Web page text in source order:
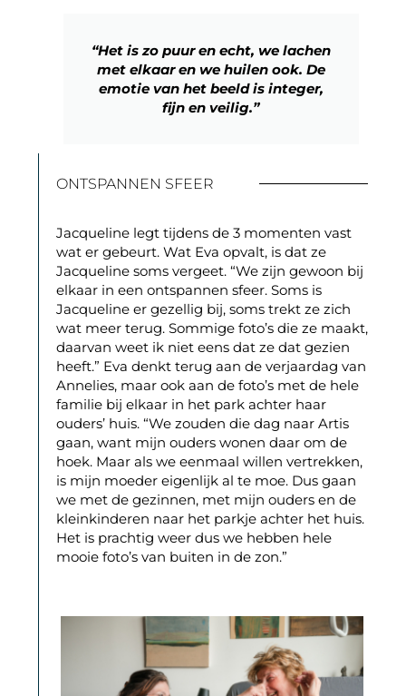
“Het is zo puur en echt, we lachen
met elkaar en we huilen ook. De
emotie van het beeld is integer,
fijn en veilig.”
ONTSPANNEN SFEER
Jacqueline legt tijdens de 3 momenten vast
wat er gebeurt. Wat Eva opvalt, is dat ze
Jacqueline soms vergeet. “We zijn gewoon bij
elkaar in een ontspannen sfeer. Soms is
Jacqueline er gezellig bij, soms trekt ze zich
wat meer terug. Sommige foto’s die ze maakt,
daarvan weet ik niet eens dat ze dat gezien
heeft.” Eva denkt terug aan de verjaardag van
Annelies, maar ook aan de foto’s met de hele
familie bij elkaar in het park achter haar
ouders’ huis. “We zouden die dag naar Artis
gaan, want mijn ouders wonen daar om de
hoek. Maar als we eenmaal willen vertrekken,
is mijn moeder eigenlijk al te moe. Dus gaan
we met de gezinnen, met mijn ouders en de
kleinkinderen naar het parkje achter het huis.
Het is prachtig weer dus we hebben hele
mooie foto’s van buiten in de zon.”